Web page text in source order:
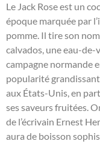
Le Jack Rose est un
époque marquée par
pomme. Il tire son
calvados, une eau-de-
campagne normande
popularité
aux États-Unis, en
ses saveurs fruitées.
de l’écrivain Ernest
aura de boisson